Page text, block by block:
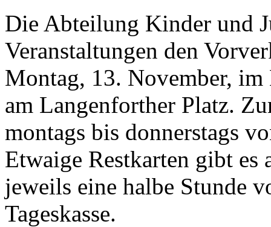
Die Abteilung Kinder und
Veranstaltungen den
Montag, 13. November, im
am Langenforther Platz.
montags bis donnerstags
Etwaige Restkarten gibt es
jeweils eine halbe Stunde
Tageskasse.